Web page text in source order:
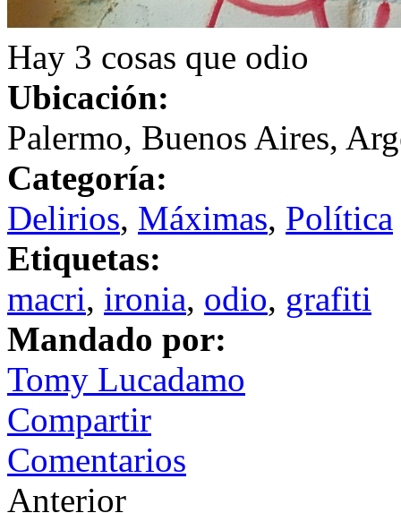
Hay 3 cosas que odio
Ubicación:
Palermo, Buenos Aires,
Categoría:
Delirios, Máximas, Política
Etiquetas:
macri, ironia, odio, grafiti
Mandado por:
Tomy Lucadamo
Compartir
Comentarios
Anterior